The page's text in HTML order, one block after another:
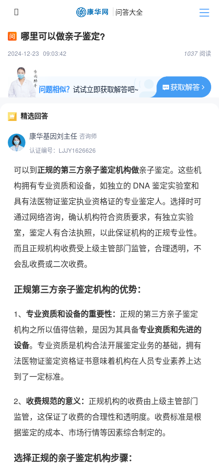
哪里可以做亲子鉴定?
1037 阅读
2024-12-23 09:03:42
问题相似？ 试试立即获取解答吧~
精选回答
康华基因刘主任 咨询师
认证编号：LJJY1626626
可以到正规的第三方亲子鉴定机构做亲子鉴定。这些机
构拥有专业资质和设备，如独立的 DNA 鉴定实验室和
具有法医物证鉴定执业资格证的专业鉴定人。选择时可
通过网络咨询，确认机构符合资质要求，有独立实验
室，鉴定人有合法执照，以此保证机构的正规专业性。
而且正规机构收费受上级主管部门监管，合理透明，不
会乱收费或二次收费。
正规第三方亲子鉴定机构的优势：
1、 专业资质和设备的重要性： 正规的第三方亲子鉴定
机构之所以值得信赖，是因为其具备专业资质和先进的
设备。专业资质是机构合法开展鉴定业务的基础，拥有
法医物证鉴定资格证书意味着机构在人员专业素养上达
到了一定标准。
2、 收费规范的意义： 正规机构的收费由上级主管部门
监管，这保证了收费的合理性和透明度。收费标准是根
据鉴定的成本、市场行情等因素综合制定的。
选择正规的亲子鉴定机构步骤：